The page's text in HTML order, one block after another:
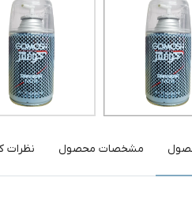
مشخصات محصول نظرات